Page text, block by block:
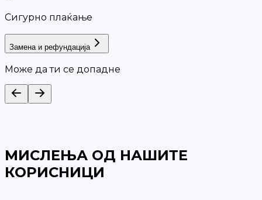
Сигурно плаќање
Замена и рефундација
Може да ти се допадне
МИСЛЕЊА ОД НАШИТЕ
КОРИСНИЦИ